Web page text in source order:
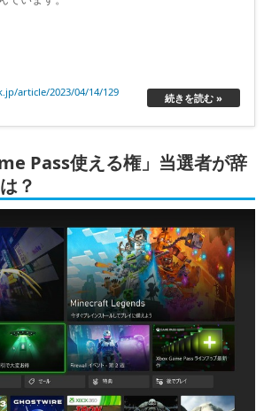
article/2023/04/14/129
続きを読む »
Pass使える権」当選者が辞
？